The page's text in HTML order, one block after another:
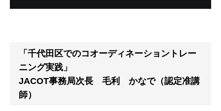
「千代田区でのコオーディネーショントレー
ニング実践」
JACOT事務局次長 毛利 かなで（認定准講
師）